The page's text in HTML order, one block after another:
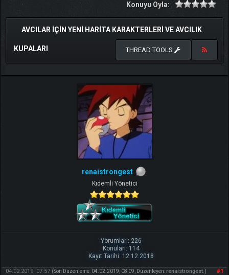
Konuyu Oyla:
AVCILAR İÇİN YENİ HARİTA KARAKTERLERİ VE AVCILIK
KUPALARI THREAD TOOLS
renaistrongest
Kıdemli Yönetici
Yorumları: 226
Konuları: 114
Kayıt Tarihi: 12.12.2018
#1
04.02.2019, 07:57 (Son Düzenleme: 04.02.2019, 08:09, Düzenleyen:renaistrongest.)